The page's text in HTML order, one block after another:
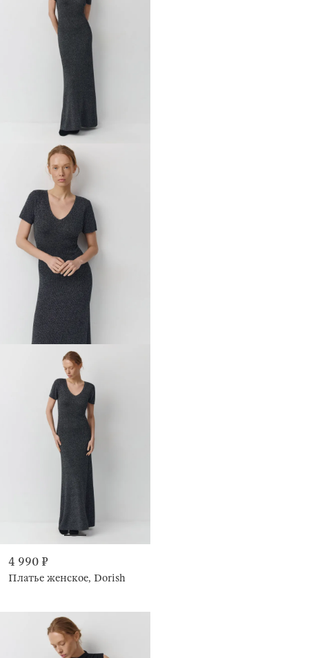
4 990 ₽
Платье женское, Dorish